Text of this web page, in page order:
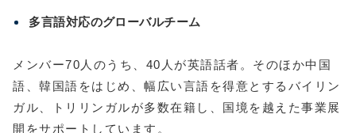
多言語対応のグローバルチーム
メンバー70人のうち、40人が英語話者。そのほか中国
語、韓国語をはじめ、幅広い言語を得意とするバイリン
ガル、トリリンガルが多数在籍し、国境を越えた事業展
開をサポートしています。